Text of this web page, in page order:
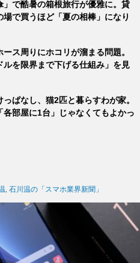
」で酷暑の箱根旅行が優雅に。貸
場で買うほど「夏の相棒」になり
ス周りにホコリが溜まる問題。
ルを限界まで下げる仕組み」を見
ぱなし、猫2匹と暮らすわが家。
各部屋に1台」じゃなくてもよかっ
石川温の「スマホ業界新聞」